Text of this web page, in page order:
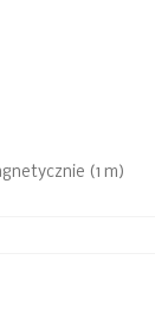
(1 m)